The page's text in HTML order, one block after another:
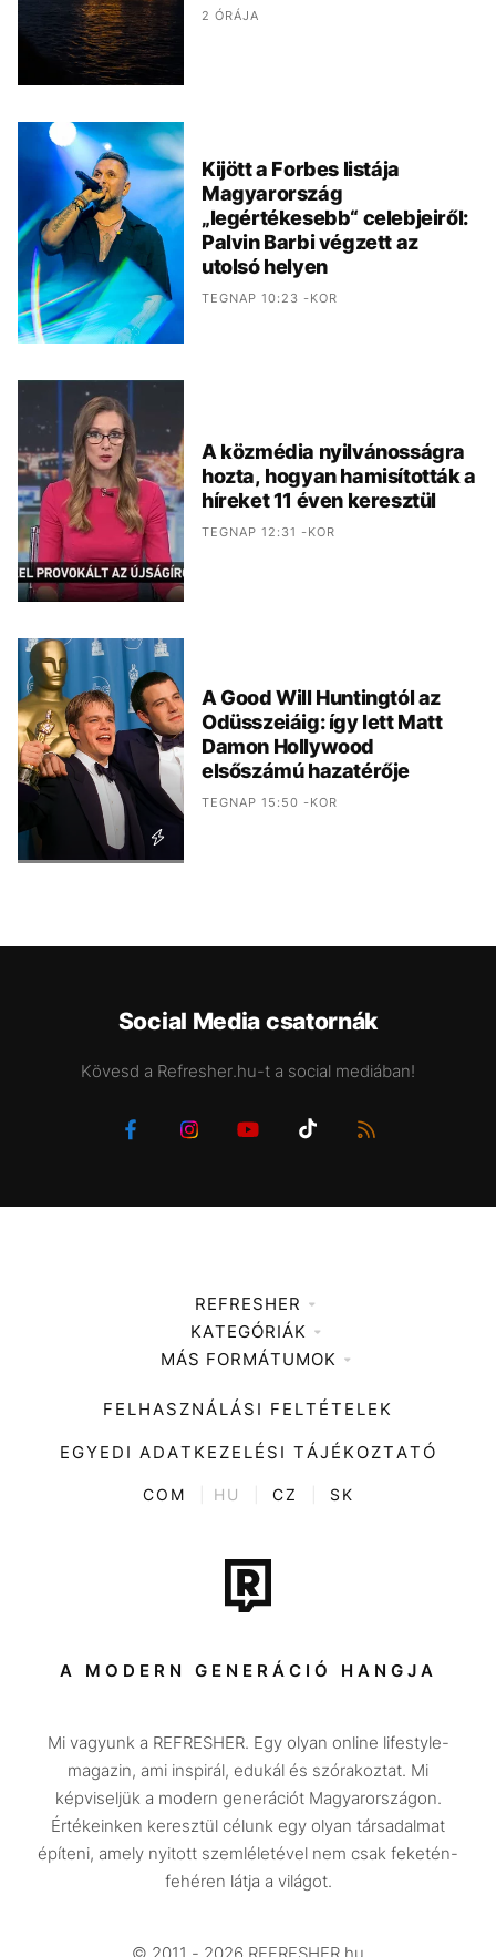
2 ÓRÁJA
Kijött a Forbes listája
Magyarország
„legértékesebb“ celebjeiről:
Palvin Barbi végzett az
utolsó helyen
TEGNAP 10:23 -KOR
A közmédia nyilvánosságra
hozta, hogyan hamisították a
híreket 11 éven keresztül
TEGNAP 12:31 -KOR
A Good Will Huntingtól az
Odüsszeiáig: így lett Matt
Damon Hollywood
elsőszámú hazatérője
TEGNAP 15:50 -KOR
Social Media csatornák
Kövesd a Refresher.hu-t a social mediában!
REFRESHER
Médiaajánlat
KATEGÓRIÁK
Zene
Divat
Kultúra
ENTR
Tech-Tudomány
Sport
Társadalom
Utazás
Életmód
Design
Beszélgetések
MÁS FORMÁTUMOK
FELHASZNÁLÁSI FELTÉTELEK
EGYEDI ADATKEZELÉSI TÁJÉKOZTATÓ
COM HU CZ SK
A MODERN GENERÁCIÓ HANGJA
Mi vagyunk a REFRESHER. Egy olyan online lifestyle-
magazin, ami inspirál, edukál és szórakoztat. Mi
képviseljük a modern generációt Magyarországon.
Értékeinken keresztül célunk egy olyan társadalmat
építeni, amely nyitott szemléletével nem csak feketén-
fehéren látja a világot.